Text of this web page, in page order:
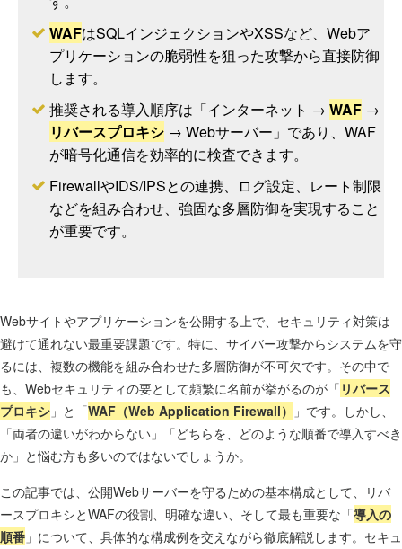
WAFはSQLインジェクションやXSSなど、Webア
プリケーションの脆弱性を狙った攻撃から直接防御
します。
推奨される導入順序は「インターネット → WAF →
リバースプロキシ → Webサーバー」であり、WAF
が暗号化通信を効率的に検査できます。
FirewallやIDS/IPSとの連携、ログ設定、レート制限
などを組み合わせ、強固な多層防御を実現すること
が重要です。
Webサイトやアプリケーションを公開する上で、セキュリティ対策は
避けて通れない最重要課題です。特に、サイバー攻撃からシステムを守
るには、複数の機能を組み合わせた多層防御が不可欠です。その中で
も、Webセキュリティの要として頻繁に名前が挙がるのが「 リバース
プロキシ 」と「WAF（Web Application Firewall）
」です。しかし、
「両者の違いがわからない」「どちらを、どのような順番で導入すべき
か」と悩む方も多いのではないでしょうか。
この記事では、公開Webサーバーを守るための基本構成として、リバ
ースプロキシとWAFの役割、明確な違い、そして最も重要な「導入の
順番 」について、具体的な構成例を交えながら徹底解説します。セキュ